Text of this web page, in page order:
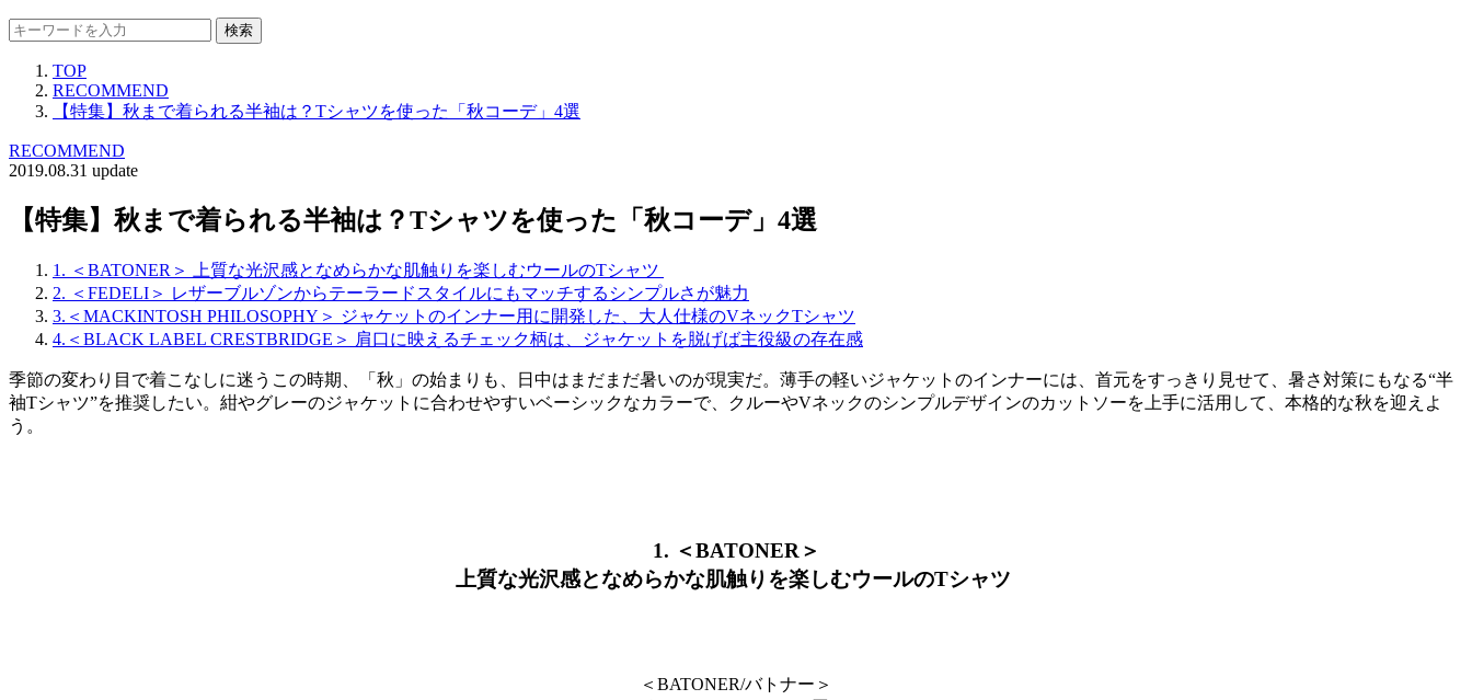
検索
TOP
RECOMMEND
【特集】秋まで着られる半袖は？Tシャツを使った「秋コーデ」4選
RECOMMEND
2019.08.31 update
【特集】秋まで着られる半袖は？Tシャツを使った「秋コーデ」4選
1. ＜BATONER＞ 上質な光沢感となめらかな肌触りを楽しむウールのTシャツ
2. ＜FEDELI＞ レザーブルゾンからテーラードスタイルにもマッチするシンプルさが魅力
3.＜MACKINTOSH PHILOSOPHY＞ ジャケットのインナー用に開発した、大人仕様のVネックTシャツ
4.＜BLACK LABEL CRESTBRIDGE＞ 肩口に映えるチェック柄は、ジャケットを脱げば主役級の存在感
季節の変わり目で着こなしに迷うこの時期、「秋」の始まりも、日中はまだまだ暑いのが現実だ。薄手の軽いジャケットのインナーには、首元をすっきり見せて、暑さ対策にもなる“半
袖Tシャツ”を推奨したい。紺やグレーのジャケットに合わせやすいベーシックなカラーで、クルーやVネックのシンプルデザインのカットソーを上手に活用して、本格的な秋を迎えよ
う。
1. ＜BATONER＞
上質な光沢感となめらかな肌触りを楽しむウールのTシャツ
＜BATONER/バトナー＞